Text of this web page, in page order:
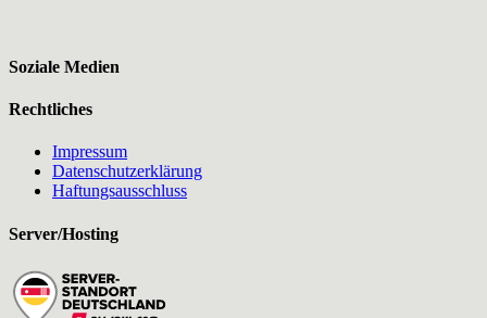
Soziale Medien
Rechtliches
Impressum
Datenschutzerklärung
Haftungsausschluss
Server/Hosting